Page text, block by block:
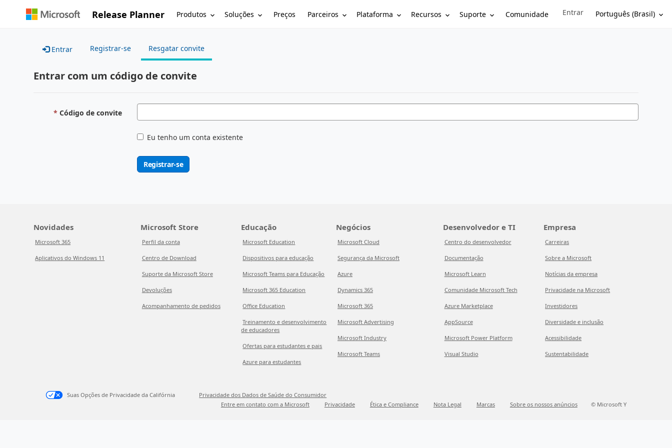
Release Planner Produtos Soluções Preços Parceiros Plataforma Recursos Suporte Comunidade Sign in to your account
Entrar Português (Brasil)
Entrar Registrar-se Resgatar convite
Entrar com um código de convite
Código de convite
Eu tenho um conta existente
Registrar-se
Novidades
Microsoft 365
Aplicativos do Windows 11
Microsoft Store
Perfil da conta
Centro de Download
Suporte da Microsoft Store
Devoluções
Acompanhamento de pedidos
Educação
Microsoft Education
Dispositivos para educação
Microsoft Teams para Educação
Microsoft 365 Education
Office Education
Treinamento e desenvolvimento
de educadores
Ofertas para estudantes e pais
Azure para estudantes
Negócios
Microsoft Cloud
Segurança da Microsoft
Azure
Dynamics 365
Microsoft 365
Microsoft Advertising
Microsoft Industry
Microsoft Teams
Desenvolvedor e TI
Centro do desenvolvedor
Documentação
Microsoft Learn
Comunidade Microsoft Tech
Azure Marketplace
AppSource
Microsoft Power Platform
Visual Studio
Empresa
Carreiras
Sobre a Microsoft
Notícias da empresa
Privacidade na Microsoft
Investidores
Diversidade e inclusão
Acessibilidade
Sustentabilidade
Suas Opções de Privacidade da Califórnia
Privacidade dos Dados de Saúde do Consumidor
Entre em contato com a Microsoft
Privacidade Ética e Compliance Nota Legal Marcas Sobre os nossos anúncios © Microsoft Y